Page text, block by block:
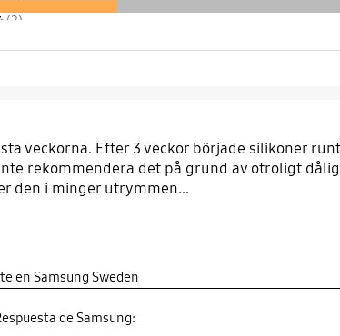
(2)
veckorna. Efter 3 veckor började silikoner
rekommendera det på grund av otroligt
den i minger utrymmen...
en Samsung Sweden
de Samsung: